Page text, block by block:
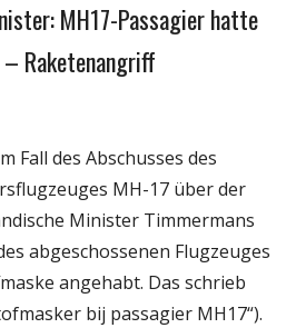
MH17-Passagier hatte
Raketenangriff
Fall des Abschusses des
MH-17 über der
Minister Timmermans
abgeschossenen Flugzeuges
angehabt. Das schrieb
bij passagier MH17“).